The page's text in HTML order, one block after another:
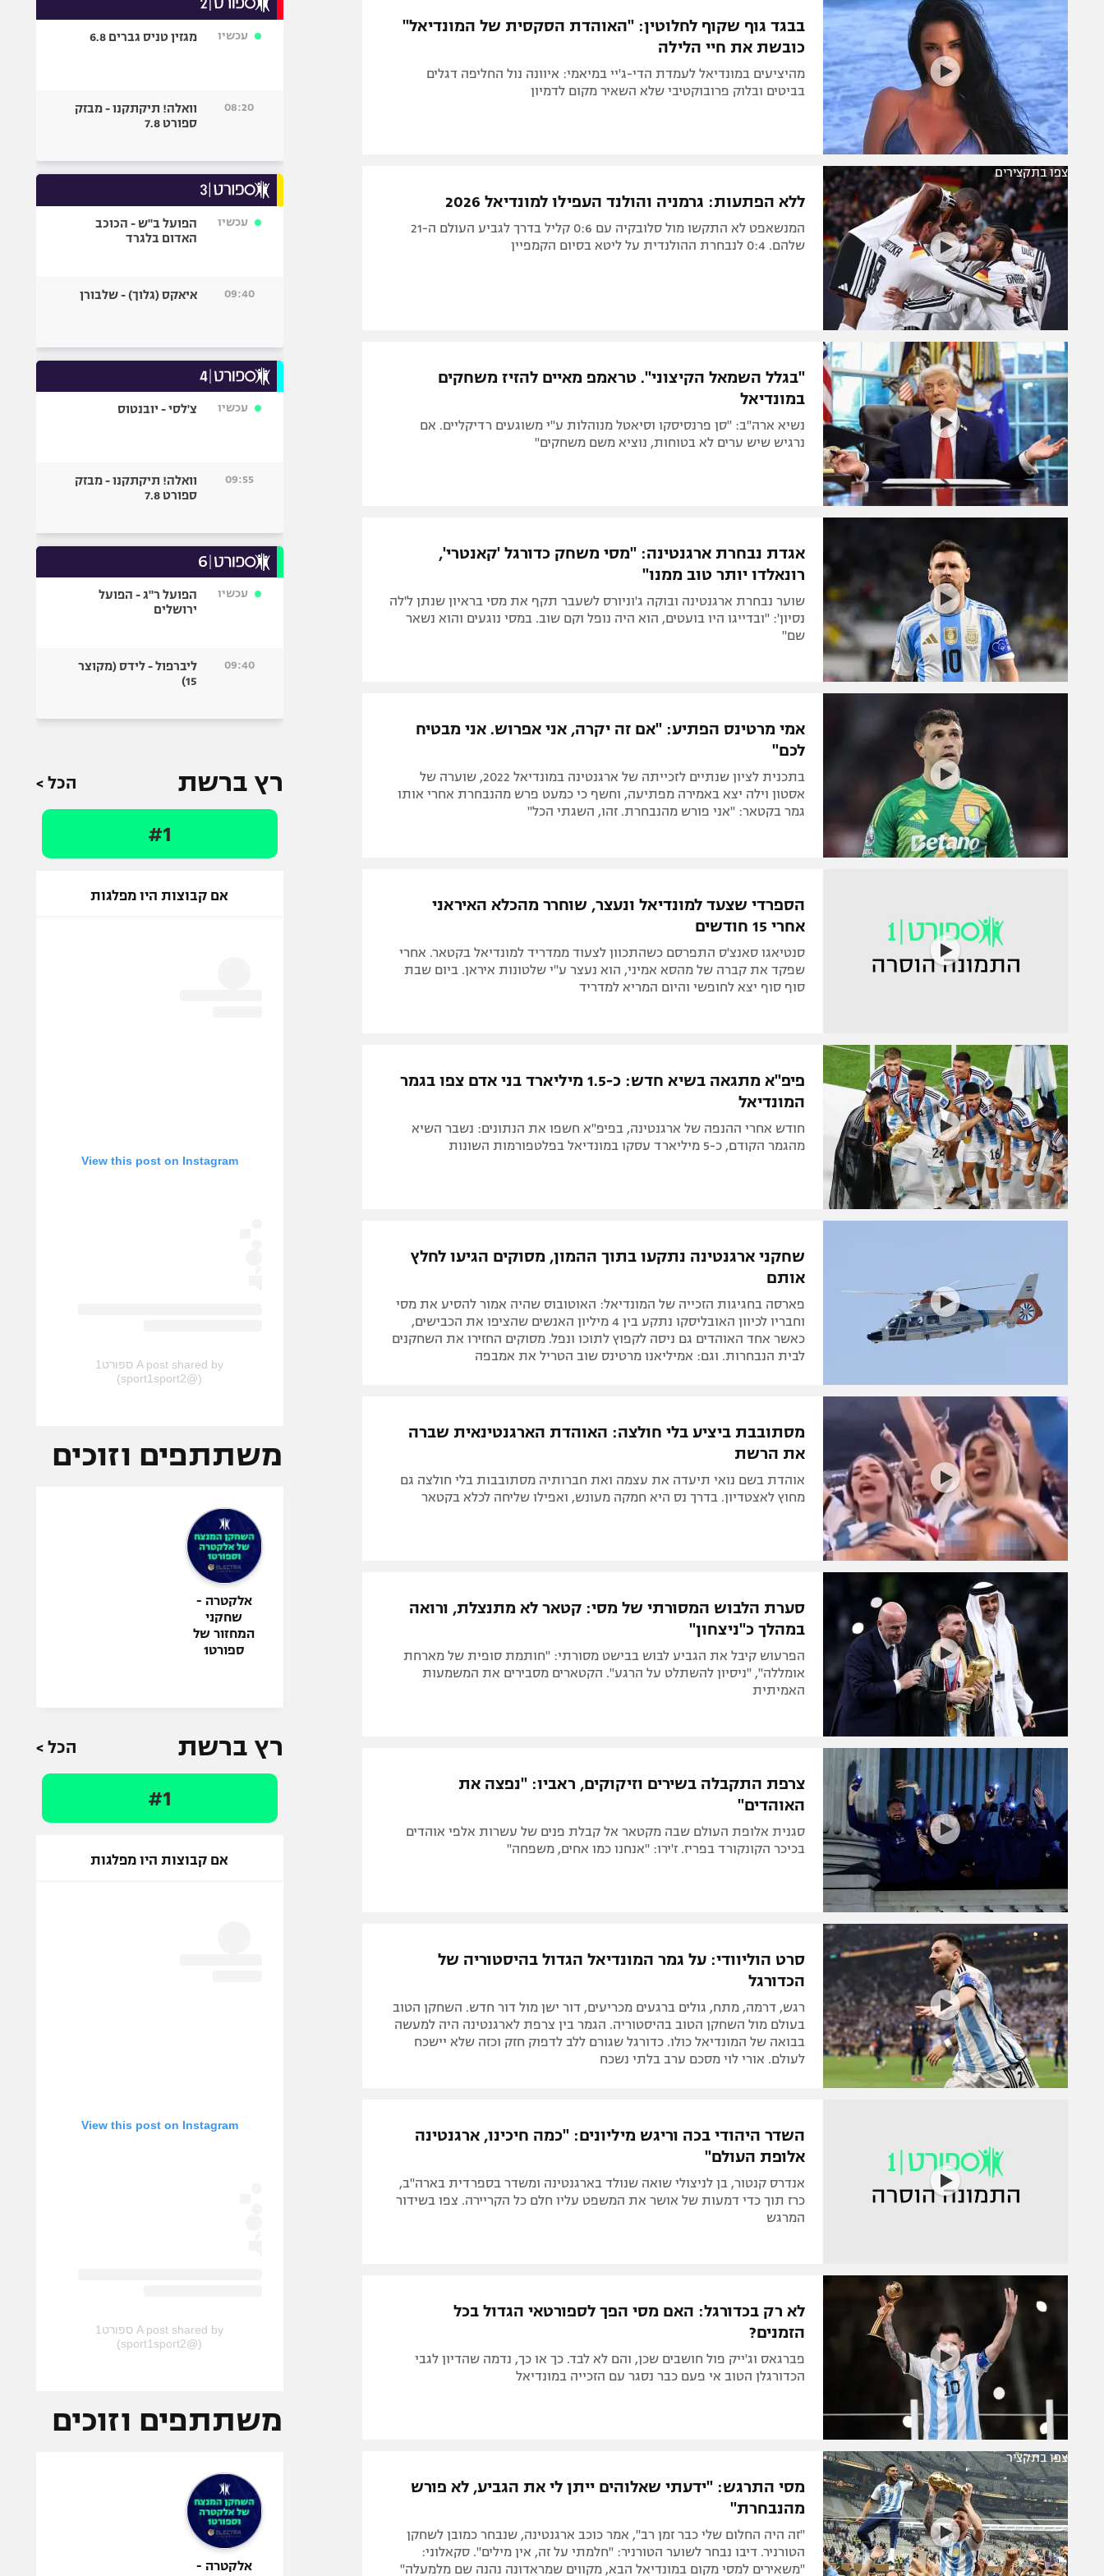
תקנון משתתפים וזוכים בפרסים
תקנון עבור פעילות אלקטרה
תקנון עבור פעילות ספורט 1 – "מרלן"
טניס
גיימינג E-Sports
תנאי שימוש
מדיניות פרטיות
תקנון פעילות ספורט 1
רשיון להקרנה פומבית לבית עסק
הצטרפות לחבילת הערוצים
לוח דרושים – ג'ובנט
תגיות
המגזין
הפועל באר שבע
מכבי נתניה
ספורט מוטורי
בייסבול MLB
גיימינג E-Sports
בבגד גוף שקוף לחלוטין: "האוהדת הסקסית של המונדיאל"
כובשת את חיי הלילה
מהיציעים במונדיאל לעמדת הדי-ג'יי במיאמי: איוונה נול החליפה דגלים
בביטים ובלוק פרובוקטיבי שלא השאיר מקום לדמיון
צפו בתקצירים
ללא הפתעות: גרמניה והולנד העפילו למונדיאל 2026
המנשאפט לא התקשו מול סלובקיה עם 0:6 קליל בדרך לגביע העולם ה-21
שלהם. 0:4 לנבחרת ההולנדית על ליטא בסיום הקמפיין
"בגלל השמאל הקיצוני". טראמפ מאיים להזיז משחקים
במונדיאל
נשיא ארה"ב: "סן פרנסיסקו וסיאטל מנוהלות ע"י משוגעים רדיקליים. אם
נרגיש שיש ערים לא בטוחות, נוציא משם משחקים"
אגדת נבחרת ארגנטינה: "מסי משחק כדורגל 'קאנטרי',
רונאלדו יותר טוב ממנו"
שוער נבחרת ארגנטינה ובוקה ג'וניורס לשעבר תקף את מסי בראיון שנתן ל'לה
נסיון': "ובדייגו היו בועטים, הוא היה נופל וקם שוב. במסי נוגעים והוא נשאר
שם"
אמי מרטינס הפתיע: "אם זה יקרה, אני אפרוש. אני מבטיח
לכם"
בתכנית לציון שנתיים לזכייתה של ארגנטינה במונדיאל 2022, שוערה של
אסטון וילה יצא באמירה מפתיעה, וחשף כי כמעט פרש מהנבחרת אחרי אותו
גמר בקטאר: "אני פורש מהנבחרת. זהו, השגתי הכל"
הספרדי שצעד למונדיאל ונעצר, שוחרר מהכלא האיראני
אחרי 15 חודשים
סנטיאגו סאנצ'ס התפרסם כשהתכוון לצעוד ממדריד למונדיאל בקטאר. אחרי
שפקד את קברה של מהסא אמיני, הוא נעצר ע"י שלטונות איראן. ביום שבת
סוף סוף יצא לחופשי והיום המריא למדריד
פיפ"א מתגאה בשיא חדש: כ-1.5 מיליארד בני אדם צפו בגמר
המונדיאל
חודש אחרי ההנפה של ארגנטינה, בפיפ"א חשפו את הנתונים: נשבר השיא
מהגמר הקודם, כ-5 מיליארד עסקו במונדיאל בפלטפורמות השונות
שחקני ארגנטינה נתקעו בתוך ההמון, מסוקים הגיעו לחלץ
אותם
פארסה בחגיגות הזכייה של המונדיאל: האוטובוס שהיה אמור להסיע את מסי
וחבריו לכיוון האובליסקו נתקע בין 4 מיליון האנשים שהציפו את הכבישים,
כאשר אחד האוהדים גם ניסה לקפוץ לתוכו ונפל. מסוקים החזירו את השחקנים
לבית הנבחרות. וגם: אמיליאנו מרטינס שוב הטריל את אמבפה
מסתובבת ביציע בלי חולצה: האוהדת הארגנטינאית שברה
את הרשת
אוהדת בשם נואי תיעדה את עצמה ואת חברותיה מסתובבות בלי חולצה גם
מחוץ לאצטדיון. בדרך נס היא חמקה מעונש, ואפילו שליחה לכלא בקטאר
סערת הלבוש המסורתי של מסי: קטאר לא מתנצלת, ורואה
במהלך כ"ניצחון"
הפרעוש קיבל את הגביע לבוש בבישט מסורתי: "חותמת סופית של מארחת
אומללה", "ניסיון להשתלט על הרגע". הקטארים מסבירים את המשמעות
האמיתית
צרפת התקבלה בשירים וזיקוקים, ראביו: "נפצה את
האוהדים"
סגנית אלופת העולם שבה מקטאר אל קבלת פנים של עשרות אלפי אוהדים
בכיכר הקונקורד בפריז. ז'ירו: "אנחנו כמו אחים, משפחה"
סרט הוליוודי: על גמר המונדיאל הגדול בהיסטוריה של
הכדורגל
רגש, דרמה, מתח, גולים ברגעים מכריעים, דור ישן מול דור חדש. השחקן הטוב
בעולם מול השחקן הטוב בהיסטוריה. הגמר בין צרפת לארגנטינה היה למעשה
בבואה של המונדיאל כולו. כדורגל שגורם ללב לדפוק חזק וכזה שלא יישכח
לעולם. אורי לוי מסכם ערב בלתי נשכח
השדר היהודי בכה וריגש מיליונים: "כמה חיכינו, ארגנטינה
אלופת העולם"
אנדרס קנטור, בן לניצולי שואה שנולד בארגנטינה ומשדר בספרדית בארה"ב,
כרז תוך כדי דמעות של אושר את המשפט עליו חלם כל הקריירה. צפו בשידור
המרגש
לא רק בכדורגל: האם מסי הפך לספורטאי הגדול בכל
הזמנים?
פברגאס וג'ייק פול חושבים שכן, והם לא לבד. כך או כך, נדמה שהדיון לגבי
הכדורגלן הטוב אי פעם כבר נסגר עם הזכייה במונדיאל
צפו בתקציר
מסי התרגש: "ידעתי שאלוהים ייתן לי את הגביע, לא פורש
מהנבחרת"
"זה היה החלום שלי כבר זמן רב", אמר כוכב ארגנטינה, שנבחר כמובן לשחקן
הטורניר. דיבו נבחר לשוער הטורניר: "חלמתי על זה, אין מילים". סקאלוני:
"משאירים למסי מקום במונדיאל הבא, מקווים שמראדונה נהנה שם מלמעלה"
עכשיו מגזין טניס גברים 6.8
08:20
וואלה! תיקתקנו - מבזק
ספורט 7.8
עכשיו
הפועל ב"ש - הכוכב
האדום בלגרד
09:40 איאקס (גלוך) - שלבורן
עכשיו צ'לסי - יובנטוס
09:55
וואלה! תיקתקנו - מבזק
ספורט 7.8
עכשיו
הפועל ר"ג - הפועל
ירושלים
09:40
ליברפול - לידס (מקוצר
15)
רץ ברשת הכל >
#1
אם קבוצות היו מפלגות
View this post on Instagram
A post shared by ספורט1
(@sport1sport2)
משתתפים וזוכים
אלקטרה -
שחקני
המחזור של
ספורט1
רץ ברשת הכל >
#1
אם קבוצות היו מפלגות
View this post on Instagram
A post shared by ספורט1
(@sport1sport2)
משתתפים וזוכים
אלקטרה -